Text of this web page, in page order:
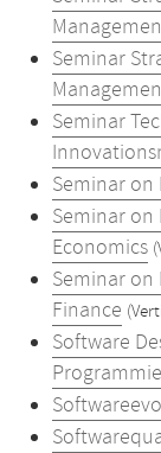
Seminar
Seminar
Seminar on
Seminar
Economics
Seminar on
Finance
Software